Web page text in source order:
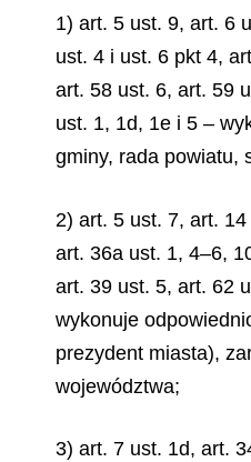
1) art. 5 ust. 9, art. 6
ust. 4 i ust. 6 pkt 4,
art. 58 ust. 6, art. 59
ust. 1, 1d, 1e i 5 –
gminy, rada powiatu,
2) art. 5 ust. 7, art.
art. 36a ust. 1, 4–6,
art. 39 ust. 5, art. 62
wykonuje
prezydent miasta),
województwa;
3) art. 7 ust. 1d, art.